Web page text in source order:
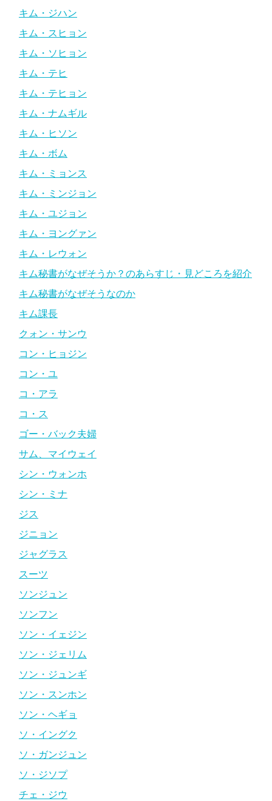
キム・ジハン
キム・スヒョン
キム・ソヒョン
キム・テヒ
キム・テヒョン
キム・ナムギル
キム・ヒソン
キム・ボム
キム・ミョンス
キム・ミンジョン
キム・ユジョン
キム・ヨングァン
キム・レウォン
キム秘書がなぜそうか？のあらすじ・見どころを紹介
キム秘書がなぜそうなのか
キム課長
クォン・サンウ
コン・ヒョジン
コン・ユ
コ・アラ
コ・ス
ゴー・バック夫婦
サム、マイウェイ
シン・ウォンホ
シン・ミナ
ジス
ジニョン
ジャグラス
スーツ
ソンジュン
ソンフン
ソン・イェジン
ソン・ジェリム
ソン・ジュンギ
ソン・スンホン
ソン・ヘギョ
ソ・イングク
ソ・ガンジュン
ソ・ジソプ
チェ・ジウ